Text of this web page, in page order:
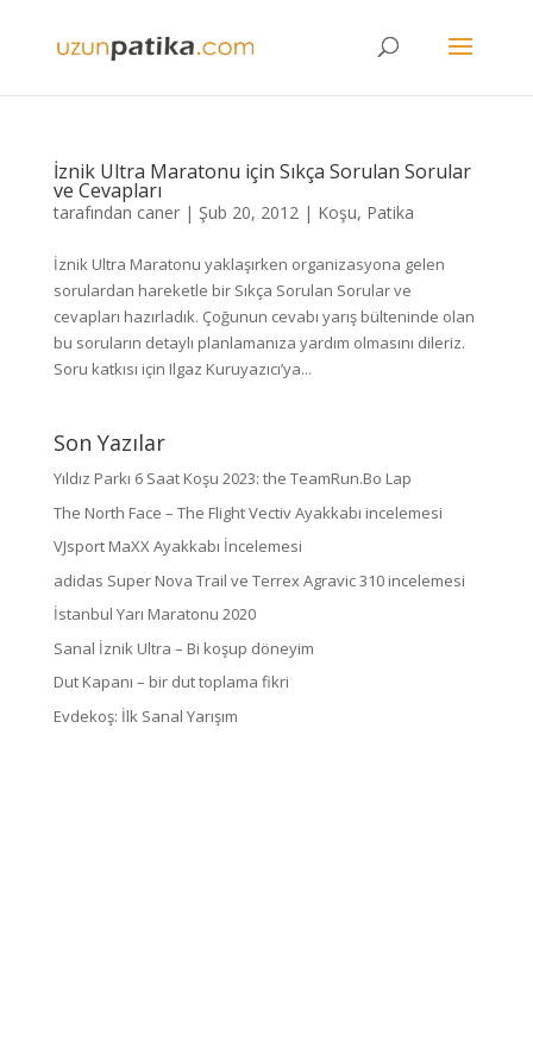
İznik Ultra Maratonu için Sıkça Sorulan Sorular
ve Cevapları
tarafından caner| Şub 20, 2012| Koşu, Patika
İznik Ultra Maratonu yaklaşırken organizasyona gelen
sorulardan hareketle bir Sıkça Sorulan Sorular ve
cevapları hazırladık. Çoğunun cevabı yarış bülteninde olan
bu soruların detaylı planlamanıza yardım olmasını dileriz.
Soru katkısı için Ilgaz Kuruyazıcı’ya...
Son Yazılar
Yıldız Parkı 6 Saat Koşu 2023: the TeamRun.Bo Lap
The North Face – The Flight Vectiv Ayakkabı incelemesi
VJsport MaXX Ayakkabı İncelemesi
adidas Super Nova Trail ve Terrex Agravic 310 incelemesi
İstanbul Yarı Maratonu 2020
Sanal İznik Ultra – Bi koşup döneyim
Dut Kapanı – bir dut toplama fikri
Evdekoş: İlk Sanal Yarışım